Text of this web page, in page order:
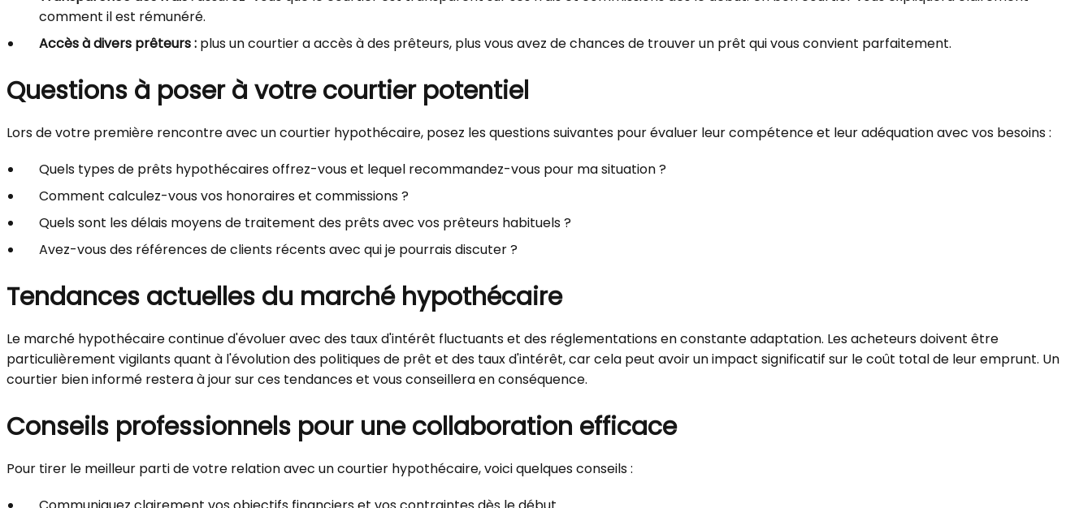
comment il est rémunéré.
Accès à divers prêteurs : plus un courtier a accès à des prêteurs, plus vous avez de chances de trouver un prêt qui vous convient parfaitement.
Questions à poser à votre courtier potentiel
Lors de votre première rencontre avec un courtier hypothécaire, posez les questions suivantes pour évaluer leur compétence et leur adéquation avec vos besoins :
Quels types de prêts hypothécaires offrez-vous et lequel recommandez-vous pour ma situation ?
Comment calculez-vous vos honoraires et commissions ?
Quels sont les délais moyens de traitement des prêts avec vos prêteurs habituels ?
Avez-vous des références de clients récents avec qui je pourrais discuter ?
Tendances actuelles du marché hypothécaire
Le marché hypothécaire continue d'évoluer avec des taux d'intérêt fluctuants et des réglementations en constante adaptation. Les acheteurs doivent être
particulièrement vigilants quant à l'évolution des politiques de prêt et des taux d'intérêt, car cela peut avoir un impact significatif sur le coût total de leur emprunt. Un
courtier bien informé restera à jour sur ces tendances et vous conseillera en conséquence.
Conseils professionnels pour une collaboration efficace
Pour tirer le meilleur parti de votre relation avec un courtier hypothécaire, voici quelques conseils :